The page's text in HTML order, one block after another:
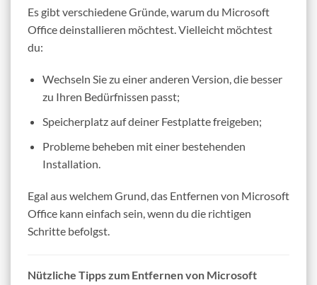
Es gibt verschiedene Gründe, warum du Microsoft
Office deinstallieren möchtest. Vielleicht möchtest
du:
Wechseln Sie zu einer anderen Version, die besser
zu Ihren Bedürfnissen passt;
Speicherplatz auf deiner Festplatte freigeben;
Probleme beheben mit einer bestehenden
Installation.
Egal aus welchem Grund, das Entfernen von Microsoft
Office kann einfach sein, wenn du die richtigen
Schritte befolgst.
Nützliche Tipps zum Entfernen von Microsoft